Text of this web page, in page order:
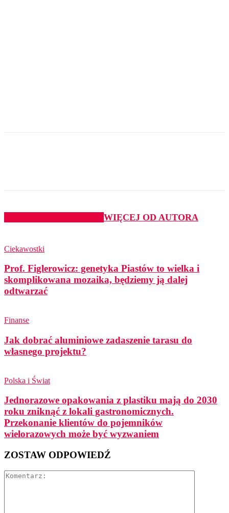
WIĘCEJ OD AUTORA
Ciekawostki
Prof. Figlerowicz: genetyka Piastów to wielka i
skomplikowana mozaika, będziemy ją dalej
odtwarzać
Finanse
Jak dobrać aluminiowe zadaszenie tarasu do
własnego projektu?
Polska i Świat
Jednorazowe opakowania z plastiku mają do 2030
roku zniknąć z lokali gastronomicznych.
Przekonanie klientów do pojemników
wielorazowych może być wyzwaniem
ZOSTAW ODPOWIEDŹ